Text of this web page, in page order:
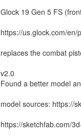
Glock 19 Gen 5 FS
https://us.glock.com/
replaces the combat
v2.0
Found a better model
model sources: https://
https://sketchfab.com/